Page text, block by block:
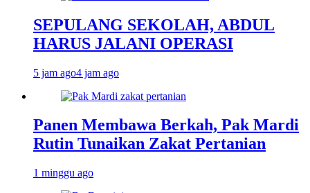
SEPULANG SEKOLAH, ABDUL
HARUS JALANI OPERASI
5 jam ago4 jam ago
Panen Membawa Berkah, Pak Mardi
Rutin Tunaikan Zakat Pertanian
1 minggu ago